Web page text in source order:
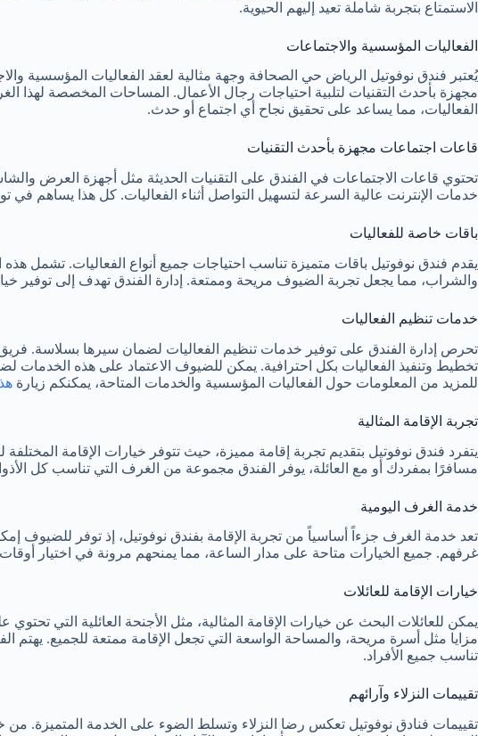
الاستمتاع بتجربة شاملة تعيد إليهم الحيوية.
الفعاليات المؤسسية والاجتماعات
يُعتبر فندق نوفوتيل الرياض حي الصحافة وجهة مثالية لعقد الفعاليات المؤسسية
مجهزة بأحدث التقنيات لتلبية احتياجات رجال الأعمال. المساحات المخصصة
الفعاليات، مما يساعد على تحقيق نجاح أي اجتماع أو حدث.
قاعات اجتماعات مجهزة بأحدث التقنيات
تحتوي قاعات الاجتماعات في الفندق على التقنيات الحديثة مثل أجهزة العرض
خدمات الإنترنت عالية السرعة لتسهيل التواصل أثناء الفعاليات. كل هذا يساهم في
باقات خاصة للفعاليات
يقدم فندق نوفوتيل باقات متميزة تناسب احتياجات جميع أنواع الفعاليات. تشمل
والشراب، مما يجعل تجربة الضيوف مريحة وممتعة. إدارة الفندق تهدف إلى توفير
خدمات تنظيم الفعاليات
تحرص إدارة الفندق على توفير خدمات تنظيم الفعاليات لضمان سيرها بسلاسة.
تخطيط وتنفيذ الفعاليات بكل احترافية. يمكن للضيوف الاعتماد على هذه الخدمات
للمزيد من المعلومات حول الفعاليات المؤسسية والخدمات المتاحة، يمكنكم زيارة
تجربة الإقامة المثالية
يتفرد فندق نوفوتيل بتقديم تجربة إقامة مميزة، حيث تتوفر خيارات الإقامة
مسافرًا بمفردك أو مع العائلة، يوفر الفندق مجموعة من الغرف التي تناسب كل
خدمة الغرف اليومية
تعد خدمة الغرف جزءاً أساسياً من تجربة الإقامة بفندق نوفوتيل، إذ توفر للضيوف
غرفهم. جميع الخيارات متاحة على مدار الساعة، مما يمنحهم مرونة في اختيار
خيارات الإقامة للعائلات
يمكن للعائلات البحث عن خيارات الإقامة المثالية، مثل الأجنحة العائلية التي
مزايا مثل أسرة مريحة، والمساحة الواسعة التي تجعل الإقامة ممتعة للجميع. يهتم
تناسب جميع الأفراد.
تقييمات النزلاء وآرائهم
تقييمات فنادق نوفوتيل تعكس رضا النزلاء وتسلط الضوء على الخدمة المتميزة. من